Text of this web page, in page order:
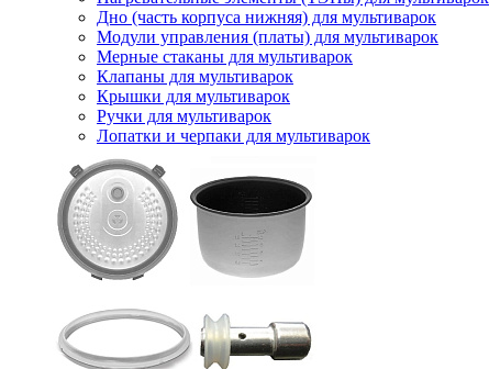
Дно (часть корпуса нижняя) для мультиварок
Модули управления (платы) для мультиварок
Мерные стаканы для мультиварок
Клапаны для мультиварок
Крышки для мультиварок
Ручки для мультиварок
Лопатки и черпаки для мультиварок